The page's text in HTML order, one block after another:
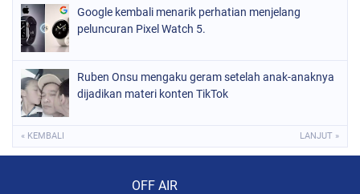
Google kembali menarik perhatian menjelang
peluncuran Pixel Watch 5.
Ruben Onsu mengaku geram setelah anak-anaknya
dijadikan materi konten TikTok
« KEMBALI LANJUT »
OFF AIR